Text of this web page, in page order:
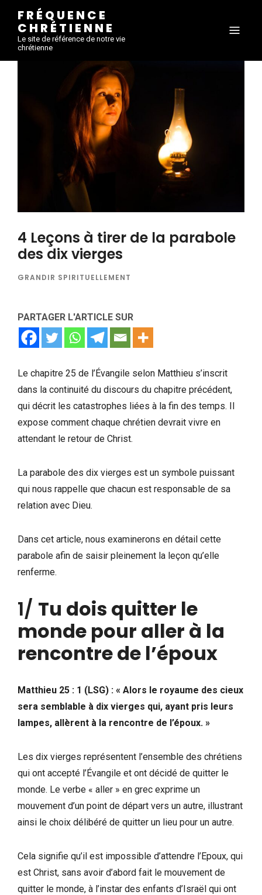
FRÉQUENCE
CHRÉTIENNE
Le site de référence de notre vie
chrétienne
4 Leçons à tirer de la parabole
des dix vierges
GRANDIR SPIRITUELLEMENT
PARTAGER L'ARTICLE SUR
Le chapitre 25 de l’Évangile selon Matthieu s’inscrit
dans la continuité du discours du chapitre précédent,
qui décrit les catastrophes liées à la fin des temps. Il
expose comment chaque chrétien devrait vivre en
attendant le retour de Christ.
La parabole des dix vierges est un symbole puissant
qui nous rappelle que chacun est responsable de sa
relation avec Dieu.
Dans cet article, nous examinerons en détail cette
parabole afin de saisir pleinement la leçon qu’elle
renferme.
1/ Tu dois quitter le
monde pour aller à la
rencontre de l’époux
Matthieu 25 : 1 (LSG) : « Alors le royaume des cieux
sera semblable à dix vierges qui, ayant pris leurs
lampes, allèrent à la rencontre de l’époux. »
Les dix vierges représentent l’ensemble des chrétiens
qui ont accepté l’Évangile et ont décidé de quitter le
monde. Le verbe « aller » en grec exprime un
mouvement d’un point de départ vers un autre, illustrant
ainsi le choix délibéré de quitter un lieu pour un autre.
Cela signifie qu’il est impossible d’attendre l’Epoux, qui
est Christ, sans avoir d’abord fait le mouvement de
quitter le monde, à l’instar des enfants d’Israël qui ont